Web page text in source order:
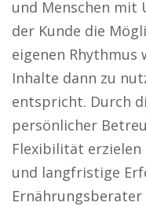
und Menschen mit
der Kunde die
eigenen Rhythmus
Inhalte dann zu
entspricht. Durch
persönlicher
Flexibilität erzielen
und langfristige